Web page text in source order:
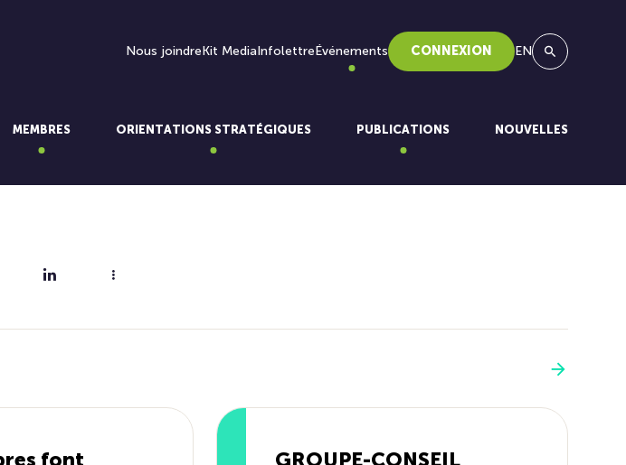
Nous joindreKit MediaInfolettreÉvénements CONNEXION EN
MEMBRES ORIENTATIONS STRATÉGIQUES PUBLICATIONS NOUVELLES
font
GROUPE-CONSEIL